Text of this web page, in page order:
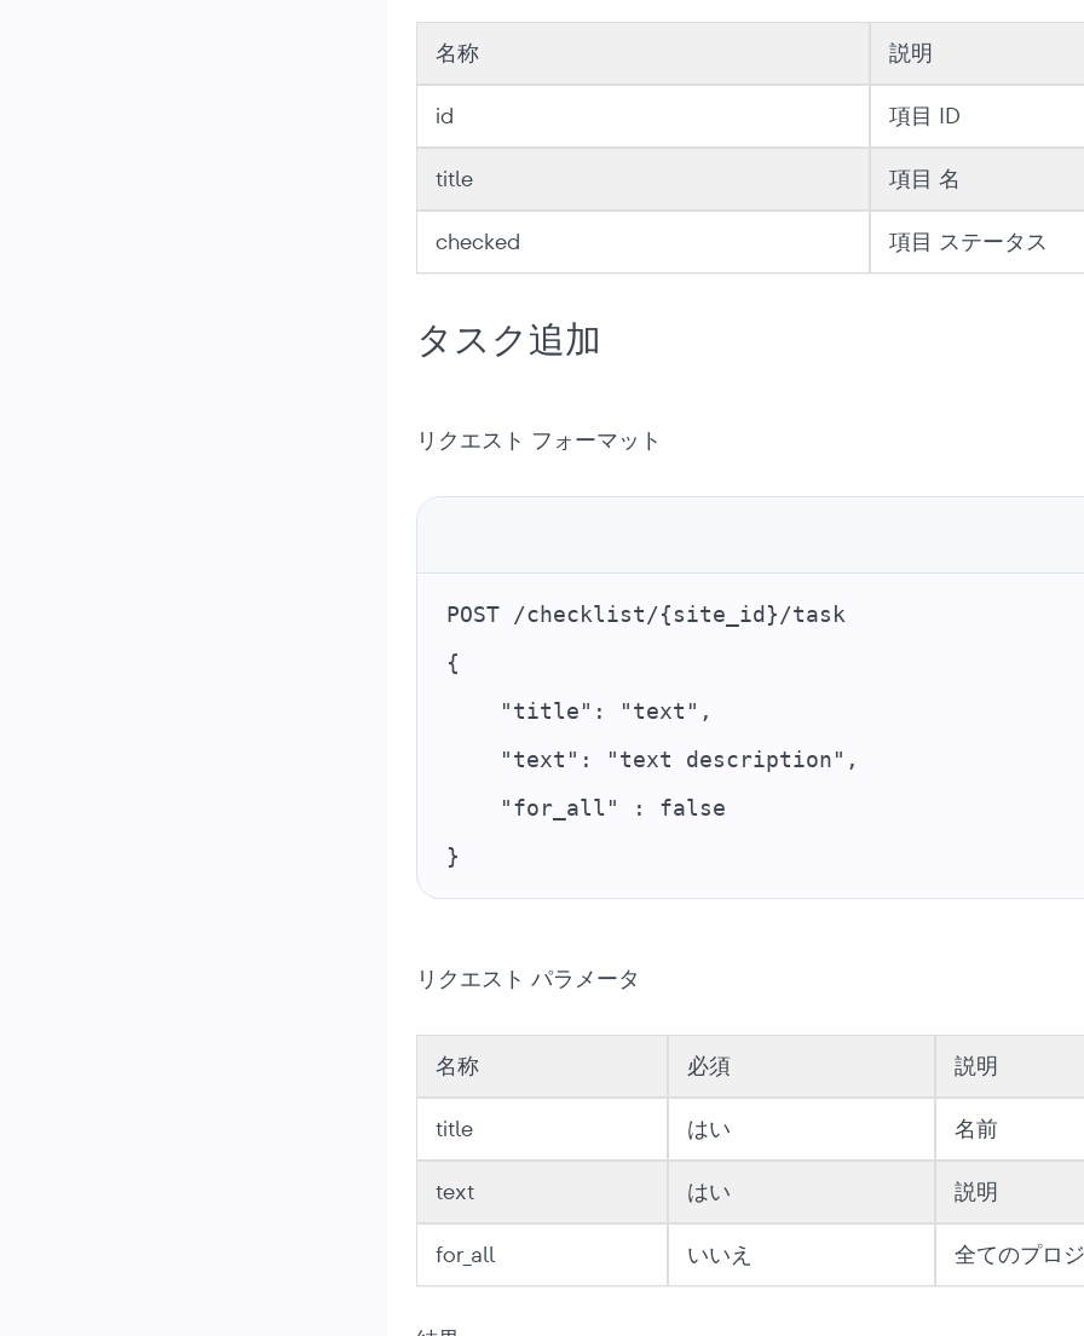
名称 説明
id 項目 ID
title 項目 名
checked 項目 ステータス
タスク追加
リクエスト フォーマット
POST /checklist/{site_id}/task
{
    "title": "text",
    "text": "text description",
    "for_all" : false
}
リクエスト パラメータ
名称 必須 説明
title はい 名前
text はい 説明
for_all いいえ 全てのプロ